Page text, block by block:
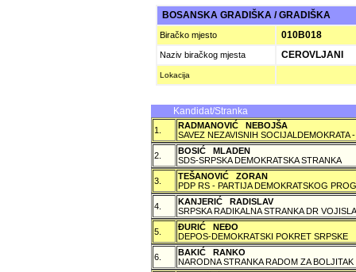
BOSANSKA GRADIŠKA / GRADIŠKA
Biračko mjesto 010B018
Naziv biračkog mjesta CEROVLJANI
Lokacija
Kandidat/Stranka
1.
RADMANOVIĆ NEBOJŠA
SAVEZ NEZAVISNIH SOCIJALDEMOKRATA
2.
BOSIĆ MLADEN
SDS-SRPSKA DEMOKRATSKA STRANKA
3.
TEŠANOVIĆ ZORAN
PDP RS - PARTIJA DEMOKRATSKOG
4.
KANJERIĆ RADISLAV
SRPSKA RADIKALNA STRANKA DR
5.
ÐURIĆ NEÐO
DEPOS-DEMOKRATSKI POKRET SRPSKE
6.
BAKIĆ RANKO
NARODNA STRANKA RADOM ZA BOLJITAK